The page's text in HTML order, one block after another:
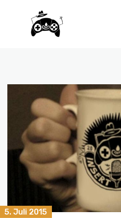
5. Juli 2015